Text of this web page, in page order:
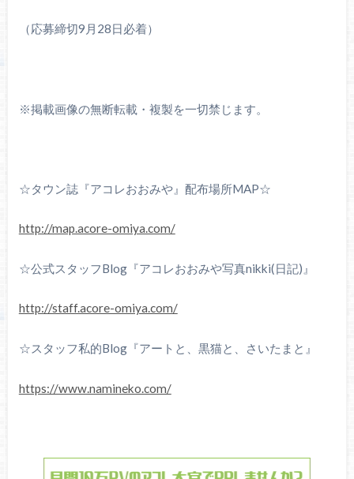
（応募締切9月28日必着）
※掲載画像の無断転載・複製を一切禁じます。
☆タウン誌『アコレおおみや』配布場所MAP☆
http://map.acore-omiya.com/
☆公式スタッフBlog『アコレおおみや写真nikki(日記)』
http://staff.acore-omiya.com/
☆スタッフ私的Blog『アートと、黒猫と、さいたまと』
https://www.namineko.com/